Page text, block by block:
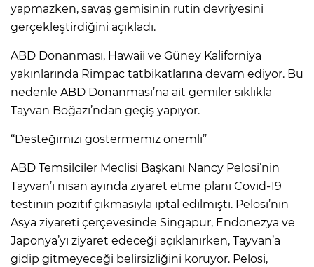
yapmazken, savaş gemisinin rutin devriyesini
gerçekleştirdiğini açıkladı.
ABD Donanması, Hawaii ve Güney Kaliforniya
yakınlarında Rimpac tatbikatlarına devam ediyor. Bu
nedenle ABD Donanması’na ait gemiler sıklıkla
Tayvan Boğazı’ndan geçiş yapıyor.
‘‘Desteğimizi göstermemiz önemli’’
ABD Temsilciler Meclisi Başkanı Nancy Pelosi’nin
Tayvan’ı nisan ayında ziyaret etme planı Covid-19
testinin pozitif çıkmasıyla iptal edilmişti. Pelosi’nin
Asya ziyareti çerçevesinde Singapur, Endonezya ve
Japonya’yı ziyaret edeceği açıklanırken, Tayvan’a
gidip gitmeyeceği belirsizliğini koruyor. Pelosi,